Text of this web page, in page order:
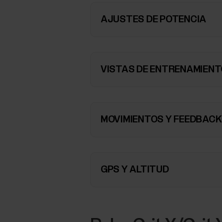
AJUSTES DE POTENCIA
VISTAS DE
MOVIMIENTOS Y FEEDBACK
GPS Y ALTITUD